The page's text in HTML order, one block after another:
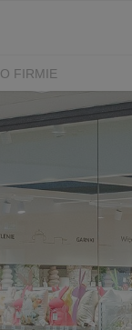
O FIRMIE